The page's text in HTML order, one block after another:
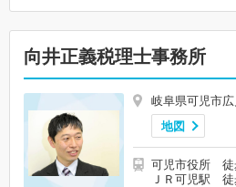
向井正義税理士事務所
岐阜県可児市
地図
可児市役所 徒
ＪＲ可児駅 徒